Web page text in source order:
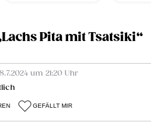
Pita mit Tsatsiki“
um 21:20 Uhr
GEFÄLLT MIR